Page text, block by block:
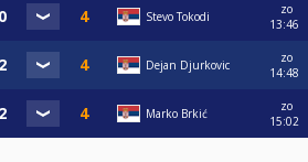
Stevo Tokodi
zo
13:46
Dejan Djurkovic
zo
14:48
Marko Brkić
zo
15:02